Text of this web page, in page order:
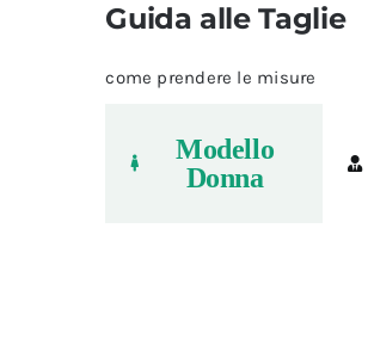
Guida alle Taglie
come prendere le misure
Modello
Donna